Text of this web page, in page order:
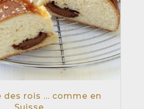
des rois … comme en